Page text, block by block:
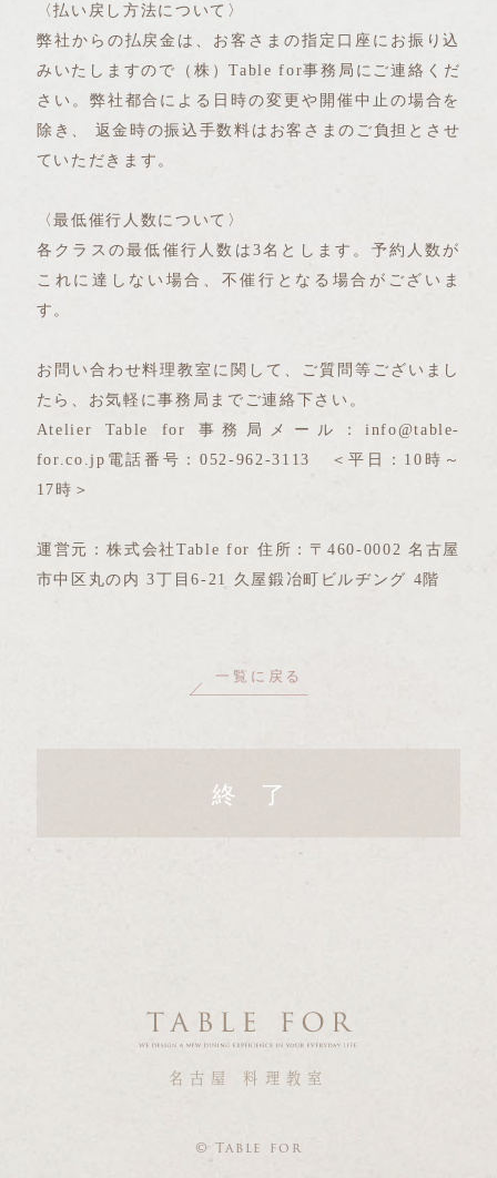
〈払い戻し方法について〉
弊社からの払戻金は、お客さまの指定口座にお振り込
みいたしますので（株）Table for事務局にご連絡くだ
さい。弊社都合による日時の変更や開催中止の場合を
除き、 返金時の振込手数料はお客さまのご負担とさせ
ていただきます。
〈最低催行人数について〉
各クラスの最低催行人数は3名とします。予約人数が
これに達しない場合、不催行となる場合がございま
す。
お問い合わせ料理教室に関して、ご質問等ございまし
たら、お気軽に事務局までご連絡下さい。
Atelier Table for 事務局メール：info@table-
for.co.jp電話番号：052-962-3113 ＜平日：10時～
17時＞
運営元：株式会社Table for 住所：〒460-0002 名古屋
市中区丸の内 3丁目6-21 久屋鍛冶町ビルヂング 4階
一覧に戻る
終 了
名古屋 料理教室
© Table for